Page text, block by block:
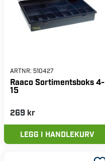
ARTNR: 510427
Raaco Sortimentsboks 4-
15
269 kr
LEGG I HANDLEKURV